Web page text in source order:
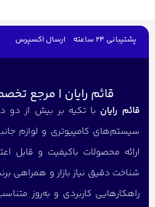
پشتیبانی 24 ساعته ارسال اکسپرس
قائم رایان | مرجع
قائم رایان با تکیه بر بیش از دو
سیستم‌های کامپیوتری و لوازم
ارائه محصولات باکیفیت و قابل
شناخت دقیق نیاز بازار و همراهی
راهکارهایی کاربردی و به‌روز